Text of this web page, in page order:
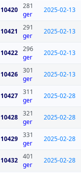
10420 281
ger
2025-02-13
10421
291
ger
2025-02-13
10422 296
ger
2025-02-13
10426 301
ger
2025-02-13
10427 311
ger
2025-02-28
10428 321
ger
2025-02-28
10429 331
ger
2025-02-28
10432 401
ger
2025-02-28